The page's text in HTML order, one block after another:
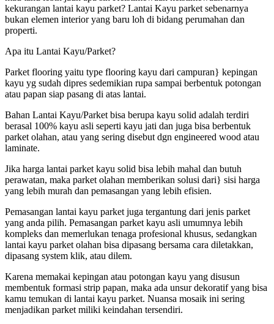
kekurangan lantai kayu parket? Lantai Kayu parket sebenarnya
bukan elemen interior yang baru loh di bidang perumahan dan
properti.
Apa itu Lantai Kayu/Parket?
Parket flooring yaitu type flooring kayu dari campuran} kepingan
kayu yg sudah dipres sedemikian rupa sampai berbentuk potongan
atau papan siap pasang di atas lantai.
Bahan Lantai Kayu/Parket bisa berupa kayu solid adalah terdiri
berasal 100% kayu asli seperti kayu jati dan juga bisa berbentuk
parket olahan, atau yang sering disebut dgn engineered wood atau
laminate.
Jika harga lantai parket kayu solid bisa lebih mahal dan butuh
perawatan, maka parket olahan memberikan solusi dari} sisi harga
yang lebih murah dan pemasangan yang lebih efisien.
Pemasangan lantai kayu parket juga tergantung dari jenis parket
yang anda pilih. Pemasangan parket kayu asli umumnya lebih
kompleks dan memerlukan tenaga profesional khusus, sedangkan
lantai kayu parket olahan bisa dipasang bersama cara diletakkan,
dipasang system klik, atau dilem.
Karena memakai kepingan atau potongan kayu yang disusun
membentuk formasi strip papan, maka ada unsur dekoratif yang bisa
kamu temukan di lantai kayu parket. Nuansa mosaik ini sering
menjadikan parket miliki keindahan tersendiri.